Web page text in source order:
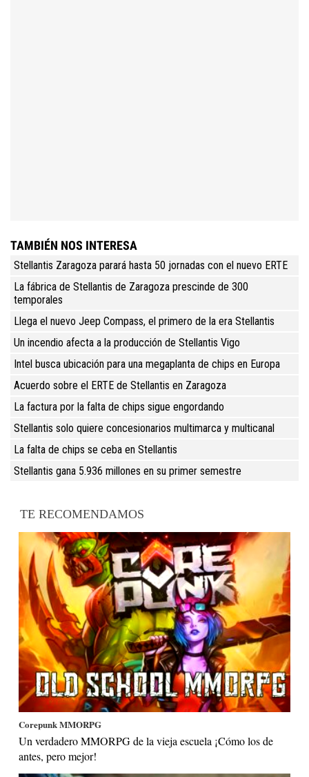
TAMBIÉN NOS INTERESA
Stellantis Zaragoza parará hasta 50 jornadas con el nuevo ERTE
La fábrica de Stellantis de Zaragoza prescinde de 300
temporales
Llega el nuevo Jeep Compass, el primero de la era Stellantis
Un incendio afecta a la producción de Stellantis Vigo
Intel busca ubicación para una megaplanta de chips en Europa
Acuerdo sobre el ERTE de Stellantis en Zaragoza
La factura por la falta de chips sigue engordando
Stellantis solo quiere concesionarios multimarca y multicanal
La falta de chips se ceba en Stellantis
Stellantis gana 5.936 millones en su primer semestre
TE RECOMENDAMOS
Corepunk MMORPG
Un verdadero MMORPG de la vieja escuela ¡Cómo los de
antes, pero mejor!